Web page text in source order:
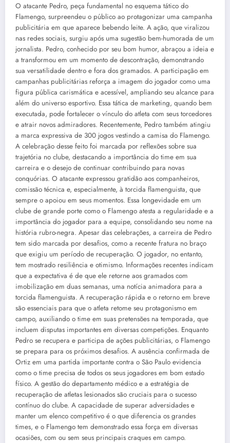
O atacante Pedro, peça fundamental no esquema tático do
Flamengo, surpreendeu o público ao protagonizar uma campanha
publicitária em que aparece bebendo leite. A ação, que viralizou
nas redes sociais, surgiu após uma sugestão bem-humorada de um
jornalista. Pedro, conhecido por seu bom humor, abraçou a ideia e
a transformou em um momento de descontração, demonstrando
sua versatilidade dentro e fora dos gramados. A participação em
campanhas publicitárias reforça a imagem do jogador como uma
figura pública carismática e acessível, ampliando seu alcance para
além do universo esportivo. Essa tática de marketing, quando bem
executada, pode fortalecer o vínculo do atleta com seus torcedores
e atrair novos admiradores. Recentemente, Pedro também atingiu
a marca expressiva de 300 jogos vestindo a camisa do Flamengo.
A celebração desse feito foi marcada por reflexões sobre sua
trajetória no clube, destacando a importância do time em sua
carreira e o desejo de continuar contribuindo para novas
conquórias. O atacante expressou gratidão aos companheiros,
comissão técnica e, especialmente, à torcida flamenguista, que
sempre o apoiou em seus momentos. Essa longevidade em um
clube de grande porte como o Flamengo atesta a regularidade e a
importância do jogador para a equipe, consolidando seu nome na
história rubro-negra. Apesar das celebrações, a carreira de Pedro
tem sido marcada por desafios, como a recente fratura no braço
que exigiu um período de recuperação. O jogador, no entanto,
tem mostrado resiliência e otimismo. Informações recentes indicam
que a expectativa é de que ele retorne aos gramados com
imobilização em duas semanas, uma notícia animadora para a
torcida flamenguista. A recuperação rápida e o retorno em breve
são essenciais para que o atleta retome seu protagonismo em
campo, auxiliando o time em suas pretensões na temporada, que
incluem disputas importantes em diversas competições. Enquanto
Pedro se recupera e participa de ações publicitárias, o Flamengo
se prepara para os próximos desafios. A ausência confirmada de
Ortiz em uma partida importante contra o São Paulo evidencia
como o time precisa de todos os seus jogadores em bom estado
físico. A gestão do departamento médico e a estratégia de
recuperação de atletas lesionados são cruciais para o sucesso
contínuo do clube. A capacidade de superar adversidades e
manter um elenco competitivo é o que diferencia os grandes
times, e o Flamengo tem demonstrado essa força em diversas
ocasiões, com ou sem seus principais craques em campo.